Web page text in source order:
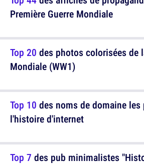
Top 20 des photos colorisées de
Mondiale (WW1)
Top 7 des pub minimalistes
Première Guerre Mondiale
Top 10 des noms de domaine
l'histoire d'internet